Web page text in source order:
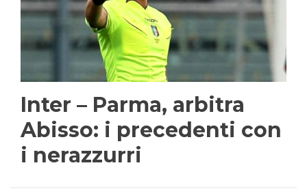
Inter – Parma, arbitra
Abisso: i precedenti con
i nerazzurri